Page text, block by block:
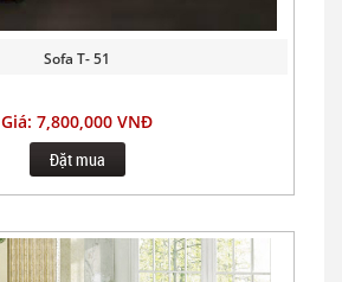
Sofa T- 51
Giá: 7,800,000 VNĐ
Đặt mua